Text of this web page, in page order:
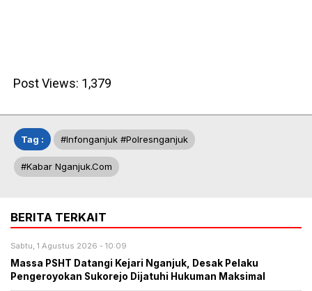
Post Views: 1,379
Tag : #infonganjuk #polresnganjuk
#kabar Nganjuk.com
BERITA TERKAIT
Sabtu, 1 Agustus 2026 - 10:09
Massa PSHT Datangi Kejari Nganjuk, Desak Pelaku
Pengeroyokan Sukorejo Dijatuhi Hukuman Maksimal